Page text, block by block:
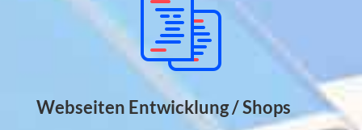
Webseiten Entwicklung / Shops